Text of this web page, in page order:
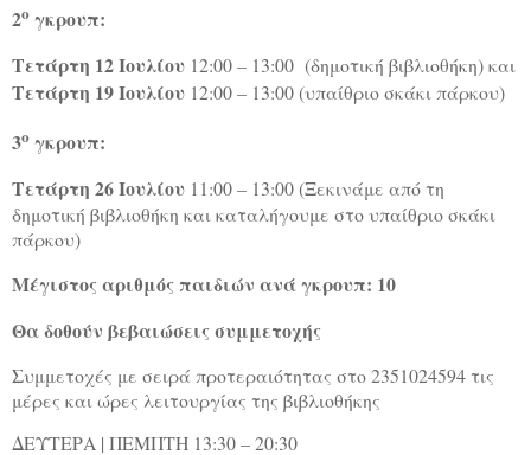
2ο γκρουπ:
Τετάρτη 12 Ιουλίου 12:00 – 13:00 (δημοτική βιβλιοθήκη) και
Τετάρτη 19 Ιουλίου 12:00 – 13:00 (υπαίθριο σκάκι πάρκου)
3ο γκρουπ:
Τετάρτη 26 Ιουλίου 11:00 – 13:00 (Ξεκινάμε από τη
δημοτική βιβλιοθήκη και καταλήγουμε στο υπαίθριο σκάκι
πάρκου)
Μέγιστος αριθμός παιδιών ανά γκρουπ: 10
Θα δοθούν βεβαιώσεις συμμετοχής
Συμμετοχές με σειρά προτεραιότητας στο 2351024594 τις
μέρες και ώρες λειτουργίας της βιβλιοθήκης
ΔΕΥΤΕΡΑ | ΠΕΜΠΤΗ 13:30 – 20:30